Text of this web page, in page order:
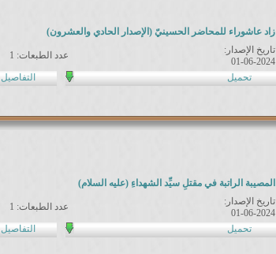
زاد عاشوراء للمحاضر الحسينيّ (الإصدار الحادي والعشرون)
عدد الطبعات: 1
تاريخ الإصدار:
01-06-2024
تحميل
التفاصيل
المصيبة الراتبة في مقتلِ سيِّد الشهداءِ (عليه السلام)
عدد الطبعات: 1
تاريخ الإصدار:
01-06-2024
تحميل
التفاصيل